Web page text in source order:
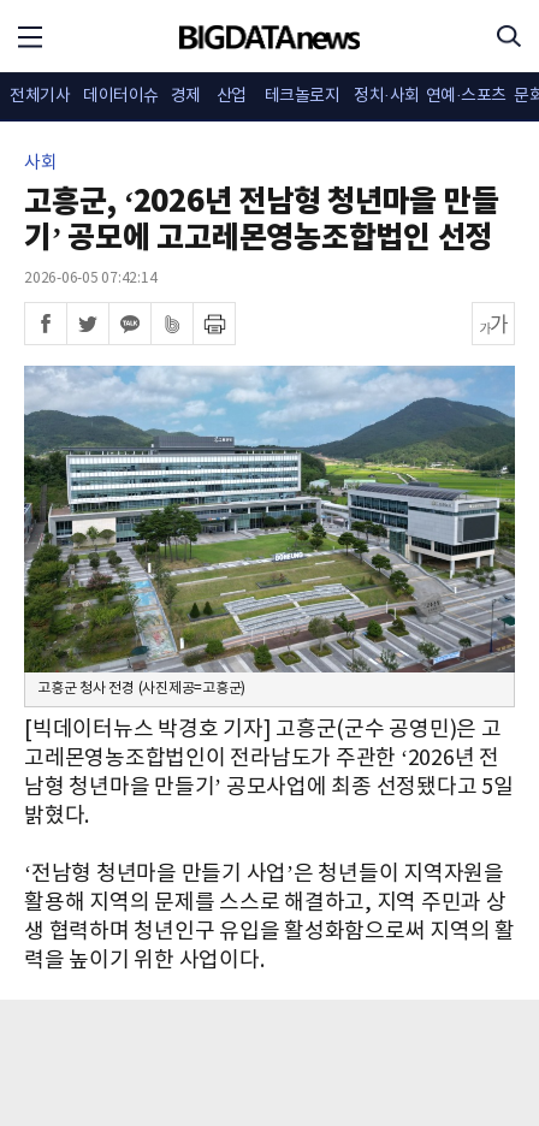
전체기사 데이터이슈 경제 산업 테크놀로지 정치·사회 연예·스포츠 문
사회
고흥군, ‘2026년 전남형 청년마을 만들
기’ 공모에 고고레몬영농조합법인 선정
2026-06-05 07:42:14
고흥군 청사 전경 (사진제공=고흥군)
[빅데이터뉴스 박경호 기자] 고흥군(군수 공영민)은 고
고레몬영농조합법인이 전라남도가 주관한 ‘2026년 전
남형 청년마을 만들기’ 공모사업에 최종 선정됐다고 5일
밝혔다.
‘전남형 청년마을 만들기 사업’은 청년들이 지역자원을
활용해 지역의 문제를 스스로 해결하고, 지역 주민과 상
생 협력하며 청년인구 유입을 활성화함으로써 지역의 활
력을 높이기 위한 사업이다.